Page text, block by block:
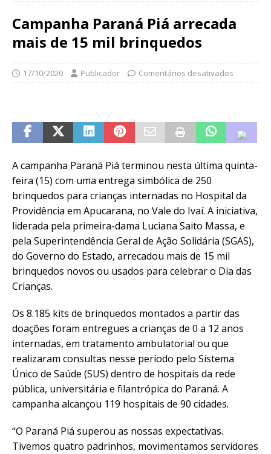
Campanha Paraná Piá arrecada
mais de 15 mil brinquedos
17/10/2020 Publicador Comentários desativados
A campanha Paraná Piá terminou nesta última quinta-
feira (15) com uma entrega simbólica de 250
brinquedos para crianças internadas no Hospital da
Providência em Apucarana, no Vale do Ivaí. A iniciativa,
liderada pela primeira-dama Luciana Saito Massa, e
pela Superintendência Geral de Ação Solidária (SGAS),
do Governo do Estado, arrecadou mais de 15 mil
brinquedos novos ou usados para celebrar o Dia das
Crianças.
Os 8.185 kits de brinquedos montados a partir das
doações foram entregues a crianças de 0 a 12 anos
internadas, em tratamento ambulatorial ou que
realizaram consultas nesse período pelo Sistema
Único de Saúde (SUS) dentro de hospitais da rede
pública, universitária e filantrópica do Paraná. A
campanha alcançou 119 hospitais de 90 cidades.
“O Paraná Piá superou as nossas expectativas.
Tivemos quatro padrinhos, movimentamos servidores